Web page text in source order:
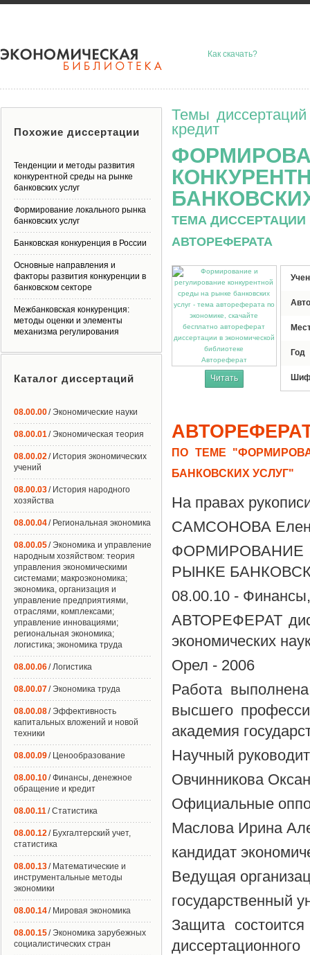
Как скачать?
Темы
кредит
ТЕМА
АВТОРЕФЕРАТА
Автореферат
Читать
Год
ПО ТЕМЕ
БАНКОВСКИХ УСЛУГ"
На правах
САМСОНОВА
ФОРМИРОВАНИЕ
РЫНКЕ
08.00.10 -
АВТОРЕФЕРАТ
экономических
Орел - 2006
Работа
высшего
академия
Научный
Овчинникова
Официальные
Маслова Ирина
кандидат
Ведущая
государственный
Защита
Похожие диссертации
Тенденции и методы развития
конкурентной среды на рынке
банковских услуг
Формирование локального рынка
банковских услуг
Банковская конкуренция в России
Основные направления и
факторы развития конкуренции в
банковском секторе
Межбанковская конкуренция:
методы оценки и элементы
механизма регулирования
Каталог диссертаций
08.00.00/ Экономические науки
08.00.01/ Экономическая теория
08.00.02/ История экономических
учений
08.00.03/ История народного
хозяйства
08.00.04/ Региональная экономика
08.00.05/ Экономика и управление
народным хозяйством: теория
управления экономическими
системами; макроэкономика;
экономика, организация и
управление предприятиями,
отраслями, комплексами;
управление инновациями;
региональная экономика;
логистика; экономика труда
08.00.06/ Логистика
08.00.07/ Экономика труда
08.00.08/ Эффективность
капитальных вложений и новой
техники
08.00.09/ Ценообразование
08.00.10/ Финансы, денежное
обращение и кредит
08.00.11/ Статистика
08.00.12/ Бухгалтерский учет,
статистика
08.00.13/ Математические и
инструментальные методы
экономики
08.00.14/ Мировая экономика
08.00.15/ Экономика зарубежных
социалистических стран